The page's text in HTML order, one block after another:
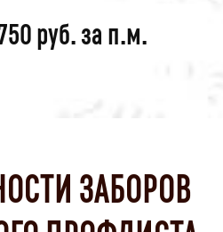
руб. за п.м.
ЗАБОРОВ